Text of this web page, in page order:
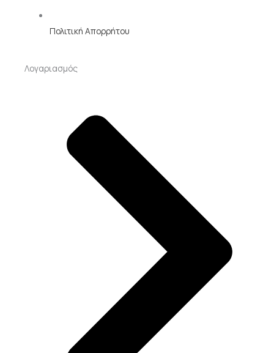
Πολιτική Απορρήτου
Λογαριασμός